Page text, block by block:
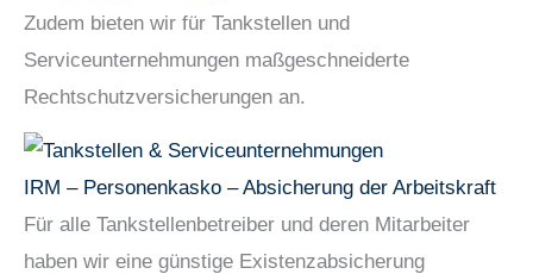
Zudem bieten wir für Tankstellen und
Serviceunternehmungen maßgeschneiderte
Rechtschutzversicherungen an.
IRM – Personenkasko – Absicherung der Arbeitskraft
Für alle Tankstellenbetreiber und deren Mitarbeiter
haben wir eine günstige Existenzabsicherung